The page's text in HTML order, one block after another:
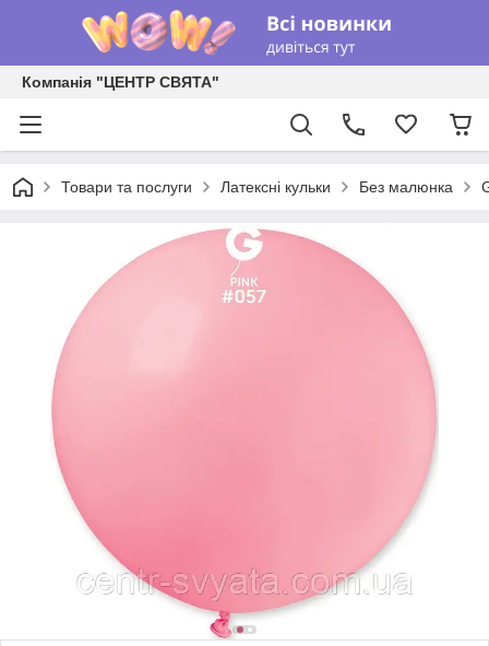
Компанія "ЦЕНТР СВЯТА"
Товари та послуги Латексні кульки Без малюнка